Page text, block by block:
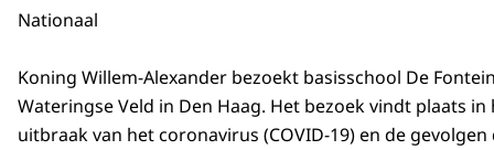
Nationaal
Koning Willem-Alexander bezoekt basisschool De
Wateringse Veld in Den Haag. Het bezoek vindt plaats
uitbraak van het coronavirus (COVID-19) en de